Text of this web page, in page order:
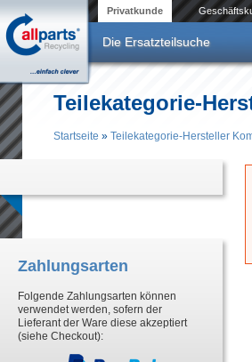
Privatkunde
Die Ersatzteilsuche
Teilekategorie-
Startseite » Teilekategorie-Hersteller
Zahlungsarten
Folgende Zahlungsarten können
verwendet werden, sofern der
Lieferant der Ware diese akzeptiert
(siehe Checkout):